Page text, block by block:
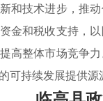
和技术进步，推
金和税收支持，
高整体市场竞争
可持续发展提供源